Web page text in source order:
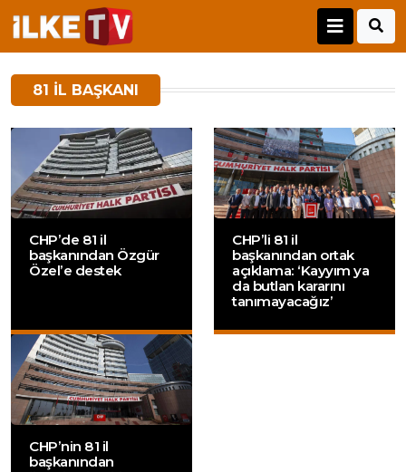
81 IL BAŞKANI
CHP’de 81 il
başkanından Özgür
Özel’e destek
CHP’li 81 il
başkanından ortak
açıklama: ‘Kayyım ya
da butlan kararını
tanımayacağız’
CHP’nin 81 il
başkanından